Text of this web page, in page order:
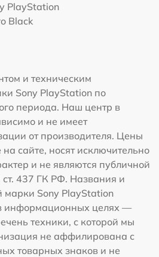
PlayStation
Black
и техническим
Sony PlayStation по
периода. Наш центр в
и не имеет
от производителя. Цены
сайте, носят исключительно
и не являются публичной
ст. 437 ГК РФ. Названия и
марки Sony PlayStation
информационных целях —
техники, с которой мы
не аффилирована с
товарных знаков и не